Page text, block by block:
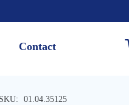
Contact
SKU: 01.04.35125